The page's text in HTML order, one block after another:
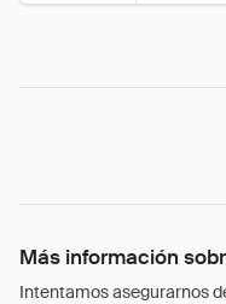
Más información
Intentamos asegurarnos